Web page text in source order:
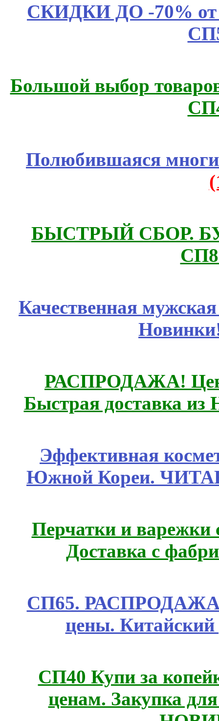
СКИДКИ ДО -70%
Большой выбор
Полюбившаяся
БЫСТРЫЙ СБОР.
Качественная
РАСПРОДАЖА!
Быстрая доставка из
Эффективная
Южной Кореи.
Перчатки и варежки
Доставка с
СП65. РАСПРОДАЖА!
цены.
СП40 Купи за
ценам. Закупка